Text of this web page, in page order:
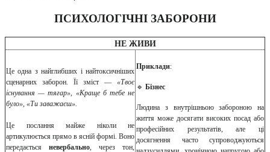
ПСИХОЛОГІЧНІ ЗАБОРОНИ
НЕ ЖИВИ
Це одна з найглибших і найтоксичніших
сценарних заборон. Її зміст — «Твоє
існування — тягар», «Краще б тебе не
було», «Ти заважаєш».
Це послання майже ніколи не
артикулюється прямо в ясній формі. Воно
передається невербально, через тон,
Приклади:
🔹 Бізнес
Людина з внутрішньою забороною на
життя може досягати високих посад або
професійних результатів, але ці
досягнення часто супроводжуються